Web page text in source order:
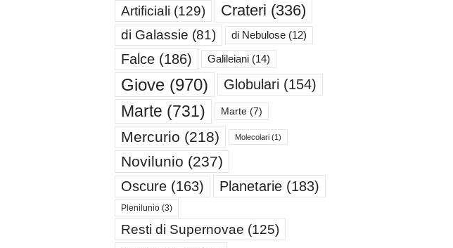
Artificiali (129) Crateri (336)
di Galassie (81) di Nebulose(12)
Falce(186) Galileiani(14)
Giove(970) Globulari (154)
Marte (731) Marte(7)
Mercurio (218) Molecolari(1)
Novilunio (237)
Oscure(163) Planetarie(183)
Plenilunio(3)
Resti di Supernovae (125)